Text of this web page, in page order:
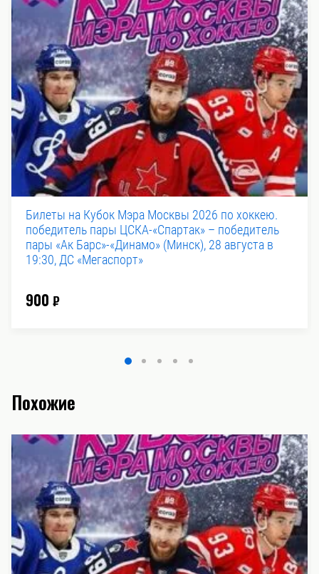
Билеты на Кубок Мэра Москвы 2026 по хоккею.
победитель пары ЦСКА-«Спартак» – победитель
пары «Ак Барс»-«Динамо» (Минск), 28 августа в
19:30, ДС «Мегаспорт»
900 ₽
Похожие